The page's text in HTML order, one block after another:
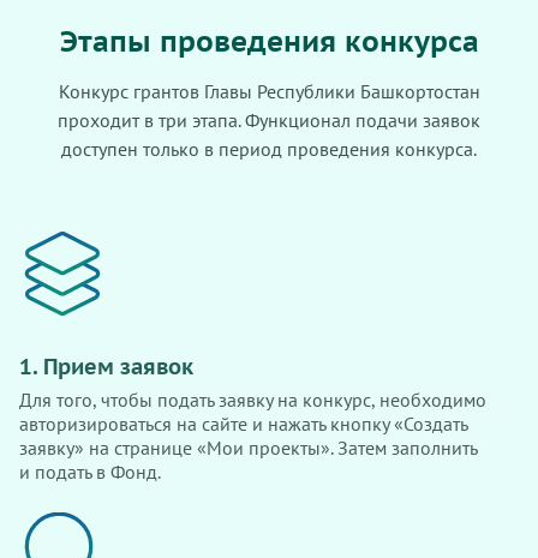
Этапы проведения конкурса
Конкурс грантов Главы Республики Башкортостан
проходит в три этапа. Функционал подачи заявок
доступен только в период проведения конкурса.
1. Прием заявок
Для того, чтобы подать заявку на конкурс, необходимо
авторизироваться на сайте и нажать кнопку «Создать
заявку» на странице «Мои проекты». Затем заполнить
и подать в Фонд.